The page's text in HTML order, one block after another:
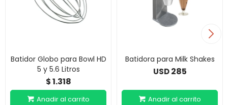
Batidor Globo para Bowl HD
5 y 5.6 Litros
$1.318
Batidora para Milk Shakes
USD 285